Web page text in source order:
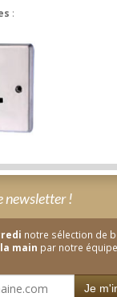
:
newsletter !
notre sélection de
main par notre
Je